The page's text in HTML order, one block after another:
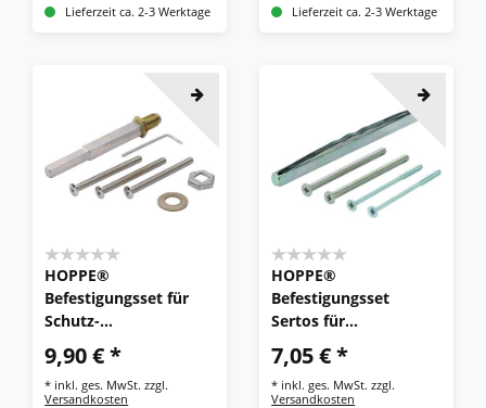
Lieferzeit ca. 2-3 Werktage Lieferzeit ca. 2-3 Werktage
HOPPE®
Befestigungsset für
Schutz-
Wechselgarnituren
ES1 (Knopf/Griff), VK
10/8 mm
9,90 € *
* inkl. ges. MwSt. zzgl.
Versandkosten
HOPPE®
Befestigungsset
Sertos für
Drückergarnitur
(Griff/Griff), VK 8 mm
7,05 € *
* inkl. ges. MwSt. zzgl.
Versandkosten